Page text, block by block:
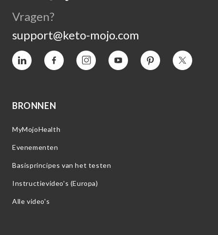
Vragen?
support@keto-mojo.com
Vimeo Facebook InstagramYouTube Pinterest Twitter
BRONNEN
MyMojoHealth
Evenementen
Basisprincipes van het testen
Instructievideo's (Europa)
Alle video's